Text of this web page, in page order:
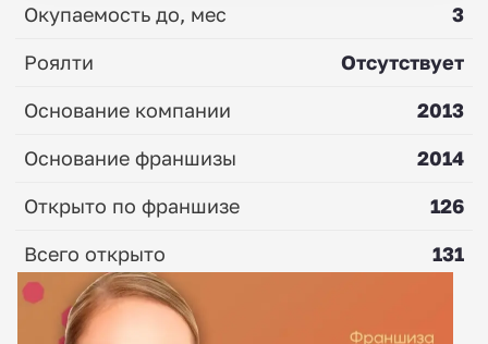
Окупаемость до, мес
3
Роялти
Отсутствует
Основание компании
2013
Основание франшизы
2014
Открыто по франшизе
126
Всего открыто
131